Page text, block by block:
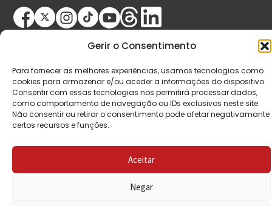
Gerir o Consentimento
Para fornecer as melhores experiências, usamos tecnologias como
cookies para armazenar e/ou aceder a informações do dispositivo.
Consentir com essas tecnologias nos permitirá processar dados,
como comportamento de navegação ou IDs exclusivos neste site.
Não consentir ou retirar o consentimento pode afetar negativamante
certos recursos e funções.
Aceitar
Negar
© Copyright 2026 Saída de Emergência. Todos os
direitos reservados.